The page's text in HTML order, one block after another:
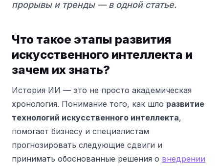
прорывы и тренды — в одной статье.
Что такое этапы развития
искусственного интеллекта и
зачем их знать?
История ИИ — это не просто академическая
хронология. Понимание того, как шло развитие
технологий искусственного интеллекта,
помогает бизнесу и специалистам
прогнозировать следующие сдвиги и
принимать обоснованные решения о внедрении